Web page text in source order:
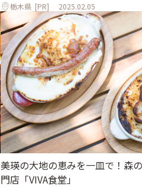
栃木県 [PR] 2025.02.05
美瑛の大地の恵みを一皿で！森
門店「VIVA食堂」